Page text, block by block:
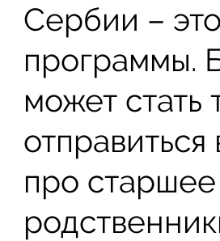
Сербии –
программы.
может
про